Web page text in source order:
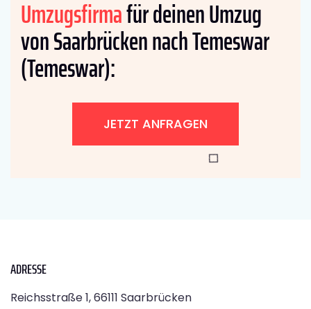
Umzugsfirmafür deinen Umzug
von Saarbrücken nach Temeswar
(Temeswar):
JETZT ANFRAGEN
ADRESSE
Reichsstraße 1, 66111 Saarbrücken